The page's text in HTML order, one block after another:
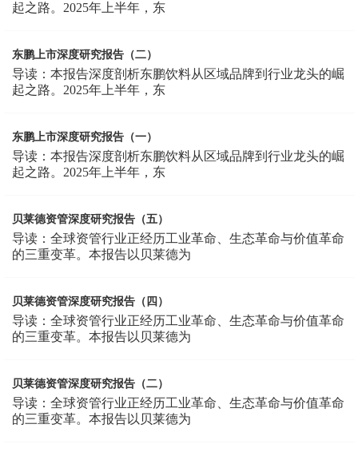
起之路。2025年上半年，东
东鹏上市深度研究报告（二）
导读：本报告深度剖析东鹏饮料从区域品牌到行业龙头的崛
起之路。2025年上半年，东
东鹏上市深度研究报告（一）
导读：本报告深度剖析东鹏饮料从区域品牌到行业龙头的崛
起之路。2025年上半年，东
贝莱德资管深度研究报告（五）
导读：全球资管行业正经历工业革命、生态革命与价值革命
的三重变革。本报告以贝莱德为
贝莱德资管深度研究报告（四）
导读：全球资管行业正经历工业革命、生态革命与价值革命
的三重变革。本报告以贝莱德为
贝莱德资管深度研究报告（二）
导读：全球资管行业正经历工业革命、生态革命与价值革命
的三重变革。本报告以贝莱德为